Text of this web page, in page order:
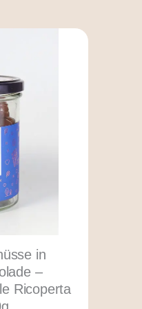
in
–
Ricoperta